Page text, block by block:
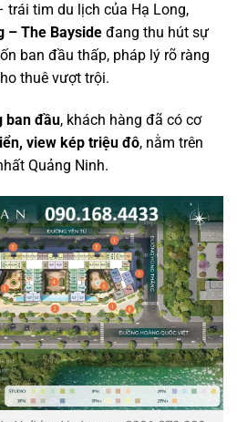
trái tim du lịch của Hạ Long,
– The Bayside đang thu hút sự
ban đầu thấp, pháp lý rõ ràng
thuê vượt trội.
ban đầu, khách hàng đã có cơ
view kép triệu đô, nằm trên
Quảng Ninh.